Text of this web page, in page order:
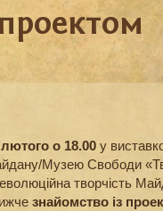
лютого о 18.00 у
Музею Свободи
творчість
знайомство із